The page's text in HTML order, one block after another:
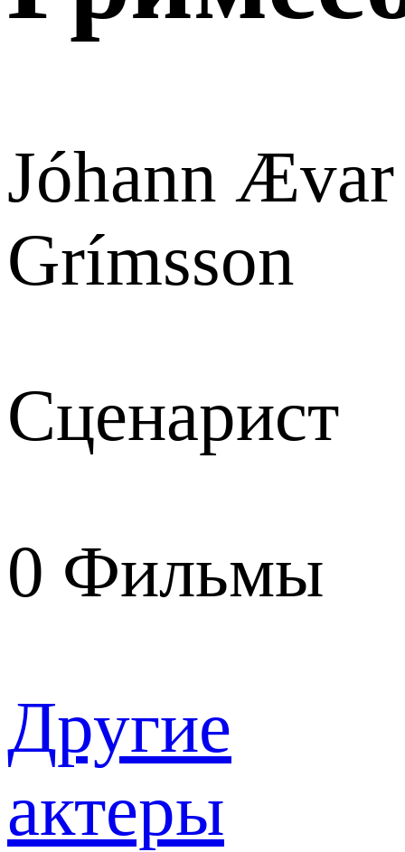
Jóhann Ævar
Grímsson
Сценарист
0 Фильмы
Другие
актеры